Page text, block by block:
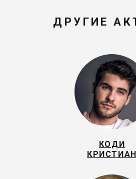
ДРУГИЕ
КОДИ
КРИСТИАН